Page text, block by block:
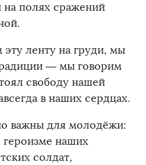
на полях сражений
ленту на груди, мы
— мы говорим
свободу нашей
в наших сердцах.
важны для молодёжи:
героизме наших
солдат,